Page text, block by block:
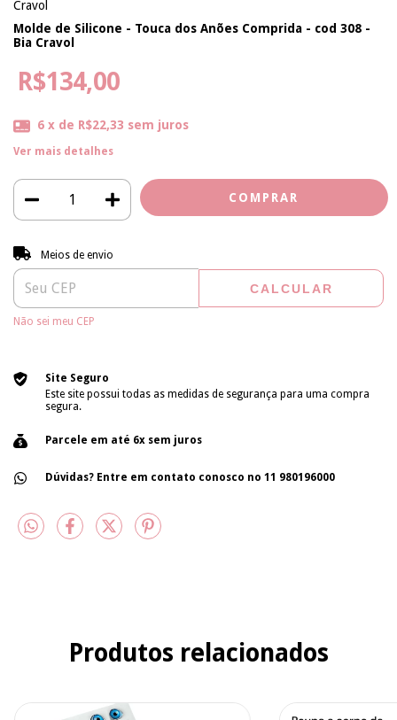
Cravol
Molde de Silicone - Touca dos Anões Comprida - cod 308 -
Bia Cravol
R$134,00
6 x de R$22,33 sem juros
Ver mais detalhes
Entregas para o CEP:
Meios de envio
CALCULAR
Não sei meu CEP
Site Seguro
Este site possui todas as medidas de segurança para uma compra
segura.
Parcele em até 6x sem juros
Dúvidas? Entre em contato conosco no 11 980196000
Produtos relacionados